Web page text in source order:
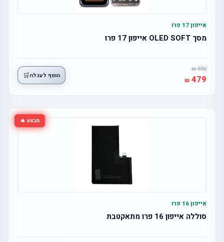
אייפון 17 פרו
מסך OLED SOFT אייפון 17 פרו
590
479 הוסף לעגלה🛒
מבצע 🔥
אייפון 16 פרו
סוללה אייפון 16 פרו מתאקטבת